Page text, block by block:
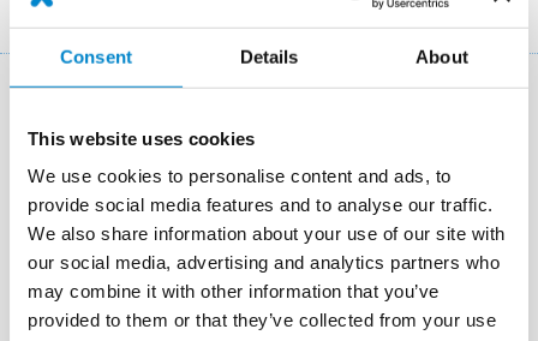
Consent Details About
This website uses cookies
We use cookies to personalise content and ads, to
provide social media features and to analyse our traffic.
We also share information about your use of our site with
our social media, advertising and analytics partners who
may combine it with other information that you’ve
provided to them or that they’ve collected from your use
Breadcrumb
Balkonoberflächen
Location Matrei (Osttirol)
System Triflex ProDrain Triflex BTS-P
Completion 2017